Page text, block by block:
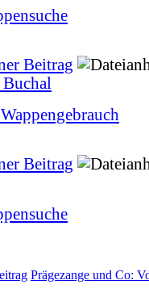
Prägezange und Co: